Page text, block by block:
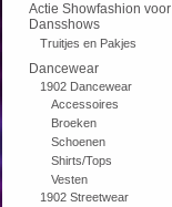
Actie Showfashion voor
Dansshows
Truitjes en Pakjes
Dancewear
1902 Dancewear
Accessoires
Broeken
Schoenen
Shirts/Tops
Vesten
1902 Streetwear